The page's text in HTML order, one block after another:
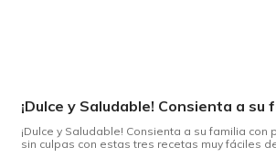
¡Dulce y Saludable! Consienta a su familia
sin culpas con estas tres recetas muy fáciles